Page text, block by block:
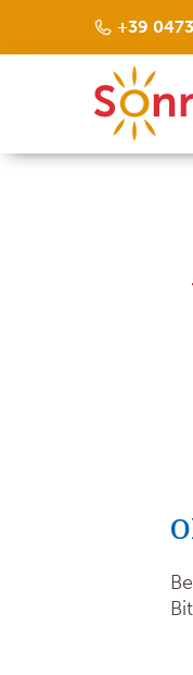
+39